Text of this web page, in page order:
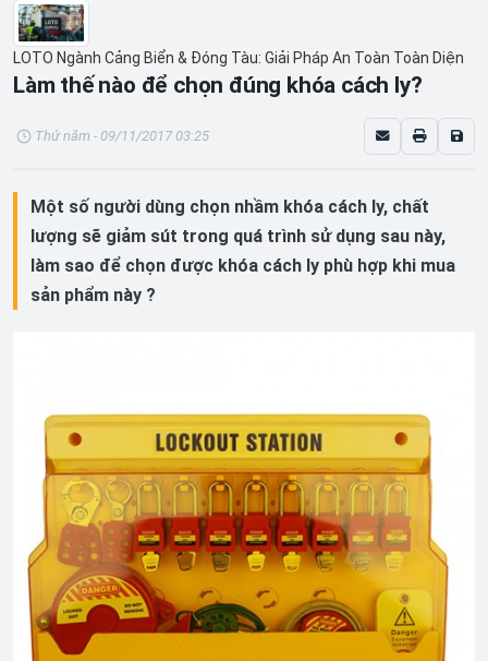
LOTO Ngành Cảng Biển & Đóng Tàu: Giải Pháp An Toàn Toàn Diện
Làm thế nào để chọn đúng khóa cách ly?
Thứ năm - 09/11/2017 03:25
Một số người dùng chọn nhầm khóa cách ly, chất
lượng sẽ giảm sút trong quá trình sử dụng sau này,
làm sao để chọn được khóa cách ly phù hợp khi mua
sản phẩm này ?